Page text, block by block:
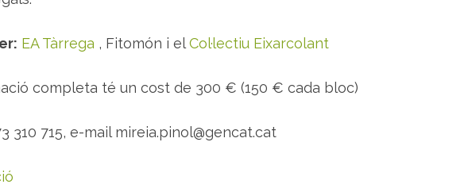
EA Tàrrega , Fitomón i elCol·lectiu Eixarcolant
completa té un cost de 300 € (150 € cada bloc)
310 715, e-mail mireia.pinol@gencat.cat